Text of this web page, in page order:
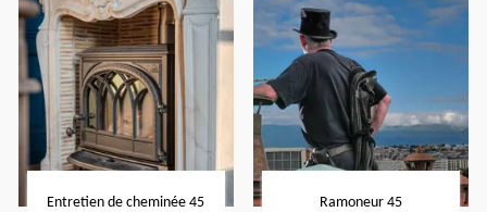
Entretien de cheminée 45 Ramoneur 45